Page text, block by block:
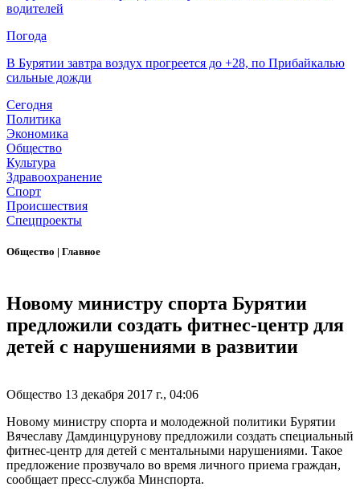
водителей
Погода
В Бурятии завтра воздух прогреется до +28, по Прибайкалью
сильные дожди
Сегодня
Политика
Экономика
Общество
Культура
Здравоохранение
Спорт
Происшествия
Спецпроекты
Общество | Главное
Новому министру спорта Бурятии
предложили создать фитнес-центр для
детей с нарушениями в развитии
Общество 13 декабря 2017 г., 04:06
Новому министру спорта и молодежной политики Бурятии
Вячеславу Дамдинцурунову предложили создать специальный
фитнес-центр для детей с ментальными нарушениями. Такое
предложение прозвучало во время личного приема граждан,
сообщает пресс-служба Минспорта.